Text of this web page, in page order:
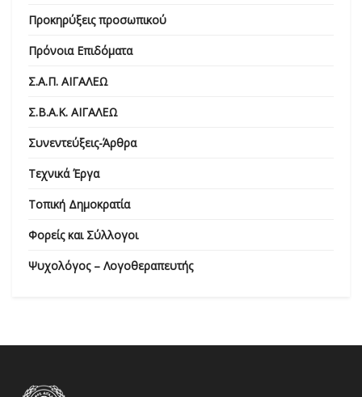
Προκηρύξεις προσωπικού
Πρόνοια Επιδόματα
Σ.Α.Π. ΑΙΓΑΛΕΩ
Σ.Β.Α.Κ. ΑΙΓΑΛΕΩ
Συνεντεύξεις-Άρθρα
Τεχνικά Έργα
Τοπική Δημοκρατία
Φορείς και Σύλλογοι
Ψυχολόγος – Λογοθεραπευτής